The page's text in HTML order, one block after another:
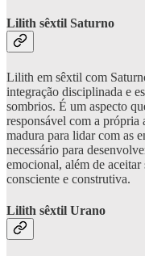
Lilith sêxtil Saturno
Lilith em sêxtil com
integração disciplinada e
sombrios. É um aspecto
responsável com a própria
madura para lidar com as
necessário para
emocional, além de
consciente e construtiva.
Lilith sêxtil Urano